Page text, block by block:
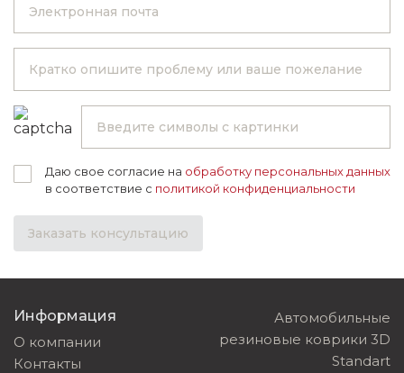
Даю свое согласие на обработку персональных данных
в соответствие с политикой конфиденциальности
Заказать консультацию
Информация
О компании
Контакты
Автомобильные
резиновые коврики 3D
Standart